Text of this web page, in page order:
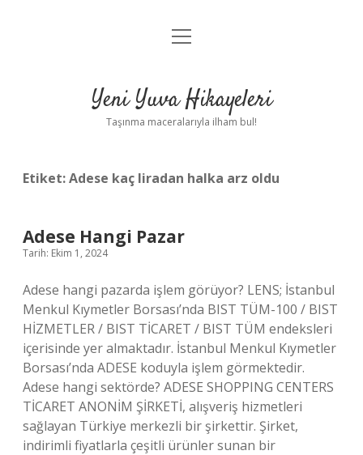
Anasayfa
Yasal Uyarı
menüyü
Yeni Yuva Hikayeleri
Taşınma maceralarıyla ilham bul!
Etiket:Adese kaç liradan halka arz oldu
Adese Hangi Pazar
Tarih: Ekim 1, 2024
Adese hangi pazarda işlem görüyor? LENS; İstanbul
Menkul Kıymetler Borsası’nda BIST TÜM-100 / BIST
HİZMETLER / BIST TİCARET / BIST TÜM endeksleri
içerisinde yer almaktadır. İstanbul Menkul Kıymetler
Borsası’nda ADESE koduyla işlem görmektedir.
Adese hangi sektörde? ADESE SHOPPING CENTERS
TİCARET ANONİM ŞİRKETİ, alışveriş hizmetleri
sağlayan Türkiye merkezli bir şirkettir. Şirket,
indirimli fiyatlarla çeşitli ürünler sunan bir